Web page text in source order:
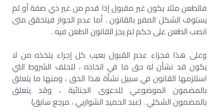
فالطعن مثلا يكون غير مقبول إذا قدم من غير ذي صفة أو لم
يستوف الشكل المقرر بالقانون . أما عدم الجواز فيتحقق متى
انصب الطعن على حكم لم يجز القانون الطعن فيه .
وعلى هذا فجزاء عدم القبول بعيب كل إجراء يتخذه من لا
يكون قد نشأن له حق ما في اتخاذه ، لتحلف الشروط التي
استلزمها القانون في سبيل نشأة هذا الحق ، ومنها ما يتعلق
بالمضمون الموضوعي للدعوى الجنائية ، وقد يتعلق
بالمضمون الشكلي . (عبد الحميد الشواربي ، مرجع سابق)